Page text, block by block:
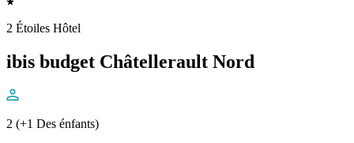
2 Étoiles Hôtel
ibis budget Châtellerault Nord
2 (+1 Des énfants)